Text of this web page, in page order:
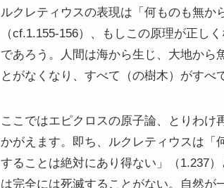
ルクレティウスの表現は「何ものも無か
（cf.1.155-156）、もしこの原理が正し
であろう。人間は海から生じ、大地から
とがなくなり、すべて（の樹木）がすべ
ここではエピクロスの原子論、とりわけ
かがえます。即ち、ルクレティウスは「
することは絶対にあり得ない」（1.237
は完全には死滅することがない。自然